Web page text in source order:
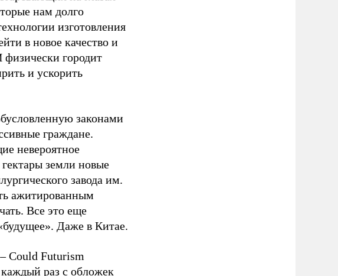
нам долго
изготовления
в новое качество и
городит
и ускорить
законами
граждане.
невероятное
земли новые
завода им.
ажитированным
Все это еще
Даже в Китае.
Could Futurism
раз с обложек